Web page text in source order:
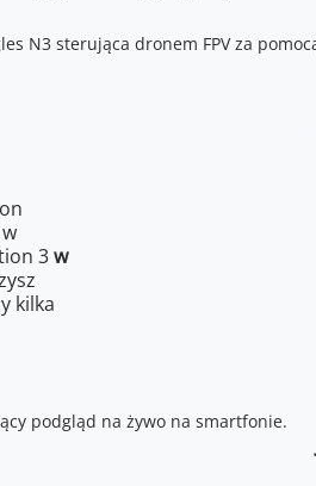
3w
kilka